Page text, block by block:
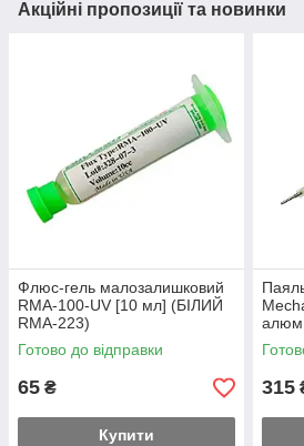
Акційні пропозиції та новинки
Флюс-гель малозалишковий
RMA-100-UV [10 мл] (БІЛИЙ
RMA-223)
Готово до відправки
65 ₴
Купити
315